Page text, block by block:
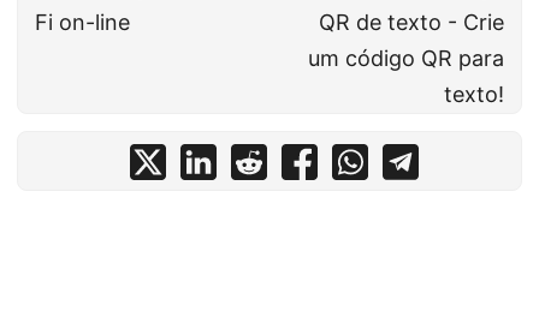
Fi on-line
QR de texto - Crie
um código QR para
texto!